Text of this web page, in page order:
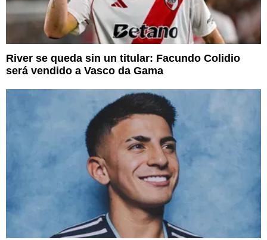
River se queda sin un titular: Facundo Colidio
será vendido a Vasco da Gama